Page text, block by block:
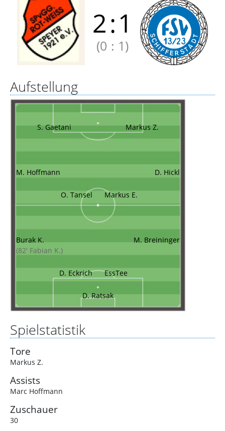
2:1
(0 : 1)
Aufstellung
S. Gaetani Markus Z.
M. Hoffmann D. Hickl
O. Tansel Markus E.
Burak K.
(82' Fabian K.)
M. Breininger
D. Eckrich EssTee
D. Ratsak
Spielstatistik
Tore
Markus Z.
Assists
Marc Hoffmann
Zuschauer
30